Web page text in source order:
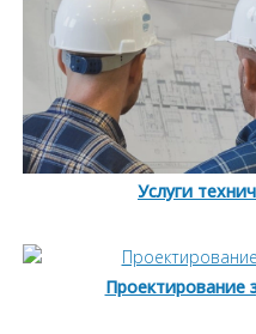
Услуги
Проектирование